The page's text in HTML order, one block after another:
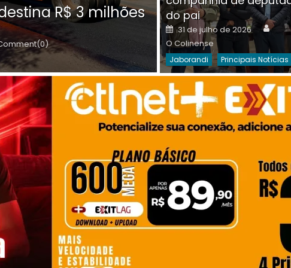
R$ 3 milhões
on
30 de julho de 2026 O
Destaques Da Semana
do pai
Posted
on
31 de julho de 2026
O Colinense
Jaborandi Principais Notícias